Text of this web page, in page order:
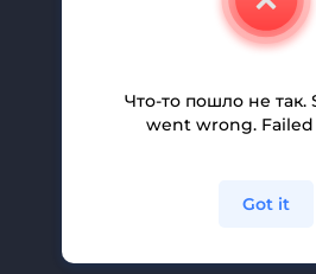
Помощь И Поддержка
Партнерская
Политика
Что-то пошло не
went wrong.
Got it